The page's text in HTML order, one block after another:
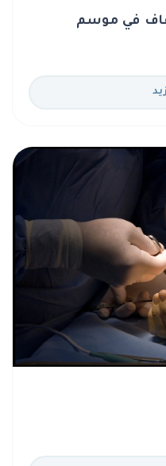
في موسم